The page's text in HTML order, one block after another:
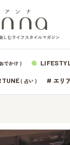
しむライフスタイルマガジン
でかけ )
( 占い ) # エリ